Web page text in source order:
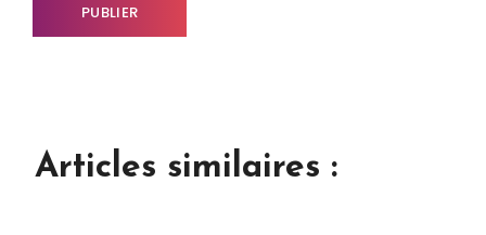
Articles similaires :